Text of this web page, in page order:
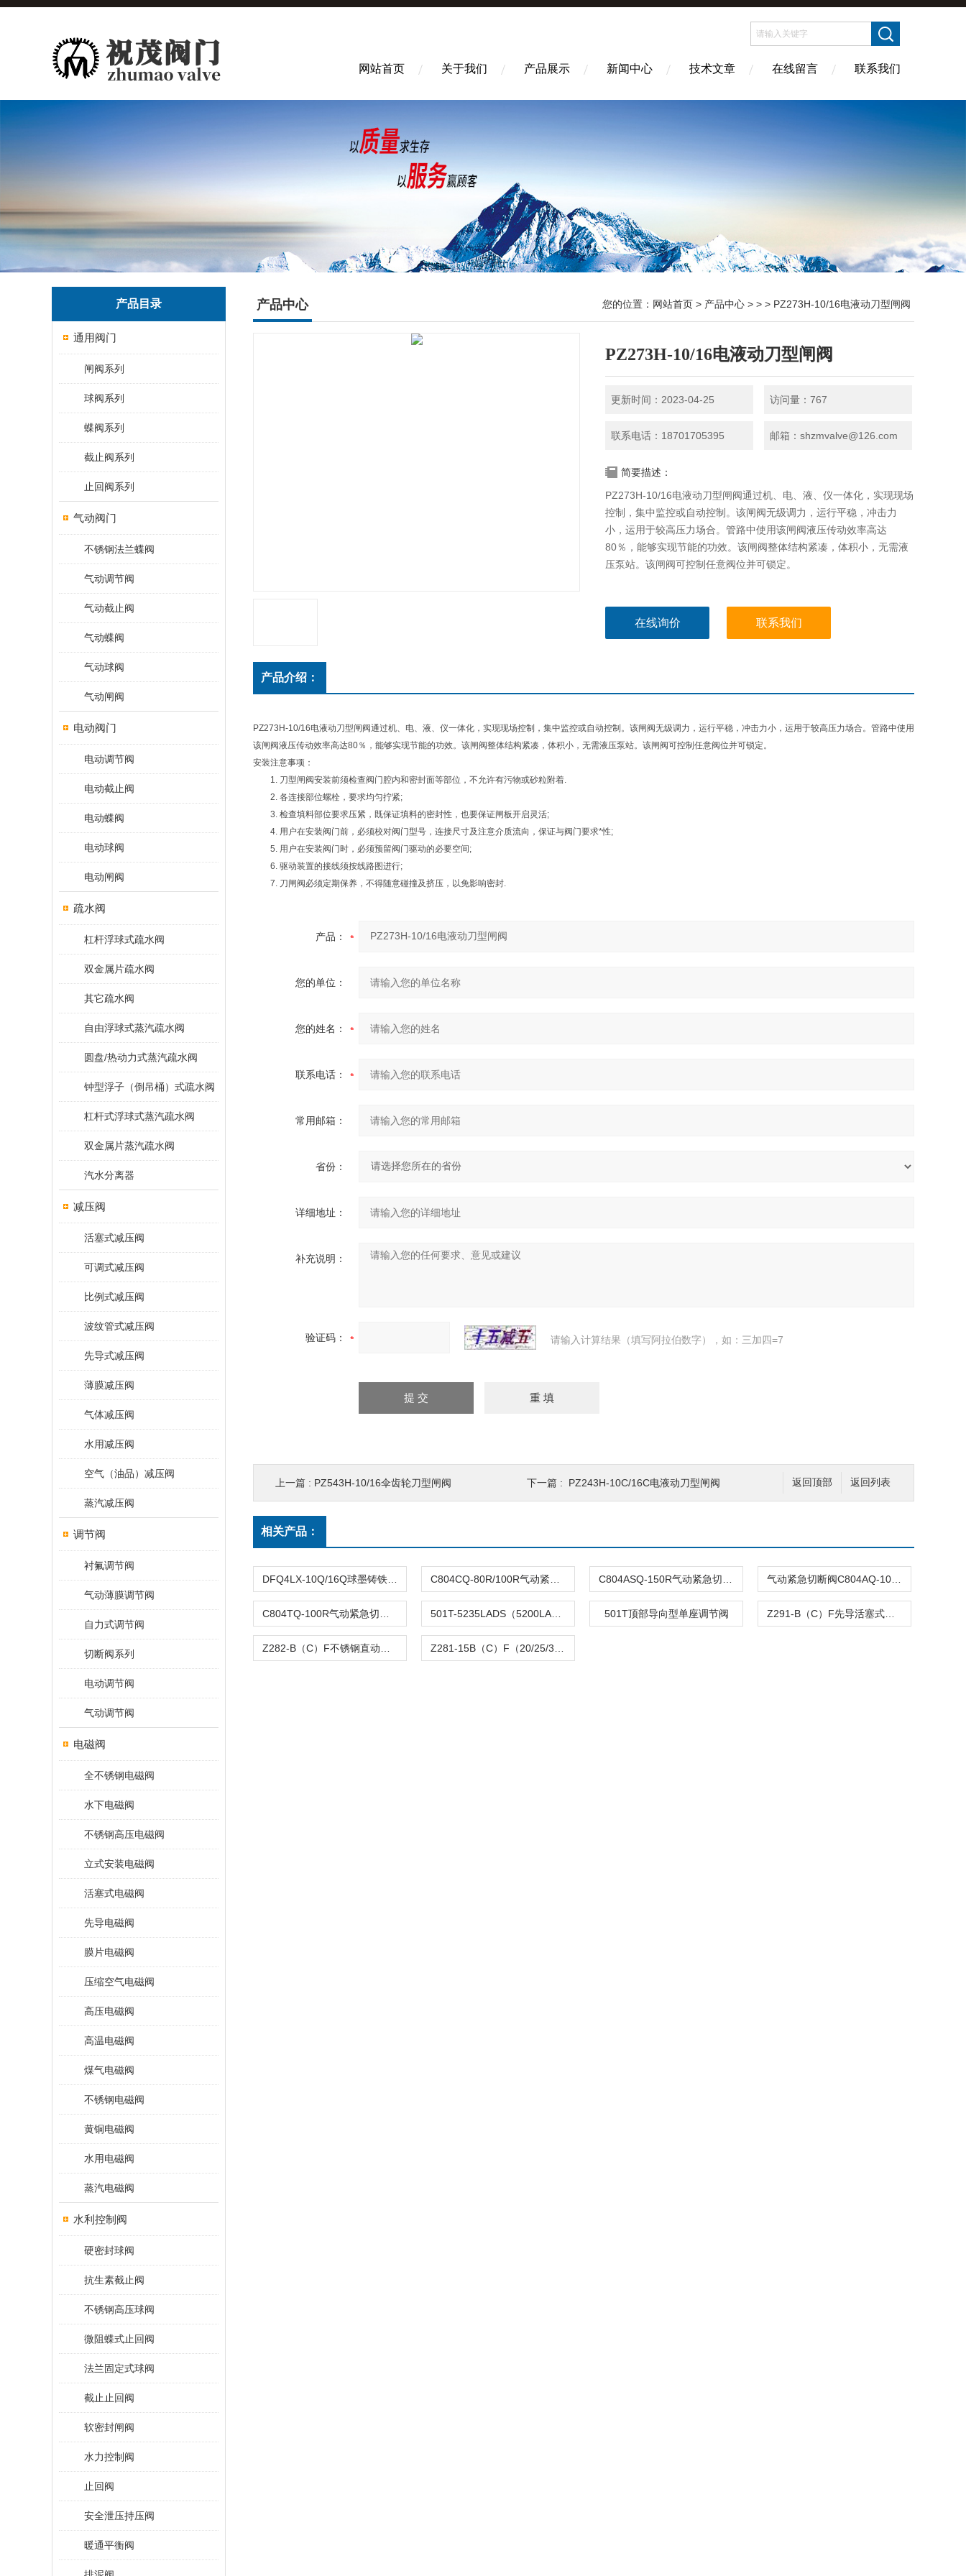
网站首页 关于我们 产品展示 新闻中心 技术文章 在线留言 联系我们
产品目录
通用阀门
闸阀系列
球阀系列
蝶阀系列
截止阀系列
止回阀系列
气动阀门
不锈钢法兰蝶阀
气动调节阀
气动截止阀
气动蝶阀
气动球阀
气动闸阀
电动阀门
电动调节阀
电动截止阀
电动蝶阀
电动球阀
电动闸阀
疏水阀
杠杆浮球式疏水阀
双金属片疏水阀
其它疏水阀
自由浮球式蒸汽疏水阀
圆盘/热动力式蒸汽疏水阀
钟型浮子（倒吊桶）式疏水阀
杠杆式浮球式蒸汽疏水阀
双金属片蒸汽疏水阀
汽水分离器
减压阀
活塞式减压阀
可调式减压阀
比例式减压阀
波纹管式减压阀
先导式减压阀
薄膜减压阀
气体减压阀
水用减压阀
空气（油品）减压阀
蒸汽减压阀
调节阀
衬氟调节阀
气动薄膜调节阀
自力式调节阀
切断阀系列
电动调节阀
气动调节阀
电磁阀
全不锈钢电磁阀
水下电磁阀
不锈钢高压电磁阀
立式安装电磁阀
活塞式电磁阀
先导电磁阀
膜片电磁阀
压缩空气电磁阀
高压电磁阀
高温电磁阀
煤气电磁阀
不锈钢电磁阀
黄铜电磁阀
水用电磁阀
蒸汽电磁阀
水利控制阀
硬密封球阀
抗生素截止阀
不锈钢高压球阀
微阻蝶式止回阀
法兰固定式球阀
截止止回阀
软密封闸阀
水力控制阀
止回阀
安全泄压持压阀
暖通平衡阀
产品中心 您的位置： 网站首页 > 产品中心 > > > PZ273H-10/16电液动刀型闸阀
PZ273H-10/16电液动刀型闸阀
更新时间：2023-04-25 访问量：767
联系电话：18701705395 邮箱：shzmvalve@126.com
简要描述：
PZ273H-10/16电液动刀型闸阀通过机、电、液、仪一体化，实现现场
控制，集中监控或自动控制。该闸阀无级调力，运行平稳，冲击力
小，运用于较高压力场合。管路中使用该闸阀液压传动效率高达
80％，能够实现节能的功效。该闸阀整体结构紧凑，体积小，无需液
压泵站。该闸阀可控制任意阀位并可锁定。
在线询价 联系我们
产品介绍：
PZ273H-10/16电液动刀型闸阀通过机、电、液、仪一体化，实现现场控制，集中监控或自动控制。该闸阀无级调力，运行平稳，冲击力小，运用于较高压力场合。管路中使用
该闸阀液压传动效率高达80％，能够实现节能的功效。该闸阀整体结构紧凑，体积小，无需液压泵站。该闸阀可控制任意阀位并可锁定。
安装注意事项：
1. 刀型闸阀安装前须检查阀门腔内和密封面等部位，不允许有污物或砂粒附着.
2. 各连接部位螺栓，要求均匀拧紧;
3. 检查填料部位要求压紧，既保证填料的密封性，也要保证闸板开启灵活;
4. 用户在安装阀门前，必须校对阀门型号，连接尺寸及注意介质流向，保证与阀门要求*性;
5. 用户在安装阀门时，必须预留阀门驱动的必要空间;
6. 驱动装置的接线须按线路图进行;
7. 刀闸阀必须定期保养，不得随意碰撞及挤压，以免影响密封.
产品：
您的单位：
您的姓名：
联系电话：
常用邮箱：
省份：
详细地址：
补充说明：
验证码： 请输入计算结果（填写阿拉伯数字），如：三加四=7
返回列表
返回顶部
上一篇 : PZ543H-10/16伞齿轮刀型闸阀 下一篇 : PZ243H-10C/16C电液动刀型闸阀
相关产品：
501T顶部导向型单座调节阀